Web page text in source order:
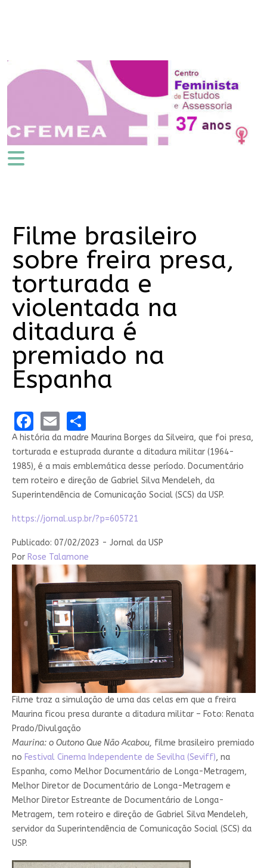
Filme brasileiro
sobre freira presa,
torturada e
violentada na
ditadura é
premiado na
Espanha
Facebook
EmailShare
A história da madre Maurina Borges da Silveira, que foi presa,
torturada e estuprada durante a ditadura militar (1964-
1985), é a mais emblemática desse período. Documentário
tem roteiro e direção de Gabriel Silva Mendeleh, da
Superintendência de Comunicação Social (SCS) da USP.
https://jornal.usp.br/?p=605721
Publicado: 07/02/2023 - Jornal da USP
Por Rose Talamone
Filme traz a simulação de uma das celas em que a freira
Maurina ficou presa durante a ditadura militar – Foto: Renata
Prado/Divulgação
Maurina: o Outono Que Não Acabou, filme brasileiro premiado
no Festival Cinema Independente de Sevilha (Seviff), na
Espanha, como Melhor Documentário de Longa-Metragem,
Melhor Diretor de Documentário de Longa-Metragem e
Melhor Diretor Estreante de Documentário de Longa-
Metragem, tem roteiro e direção de Gabriel Silva Mendeleh,
servidor da Superintendência de Comunicação Social (SCS) da
USP.